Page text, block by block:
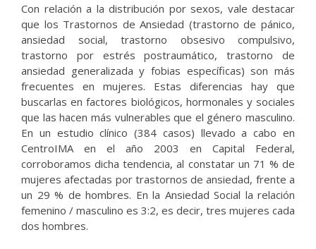
Con relación a la distribución por sexos, vale destacar
que los Trastornos de Ansiedad (trastorno de pánico,
ansiedad social, trastorno obsesivo compulsivo,
trastorno por estrés postraumático, trastorno de
ansiedad generalizada y fobias específicas) son más
frecuentes en mujeres. Estas diferencias hay que
buscarlas en factores biológicos, hormonales y sociales
que las hacen más vulnerables que el género masculino.
En un estudio clínico (384 casos) llevado a cabo en
CentroIMA en el año 2003 en Capital Federal,
corroboramos dicha tendencia, al constatar un 71 % de
mujeres afectadas por trastornos de ansiedad, frente a
un 29 % de hombres. En la Ansiedad Social la relación
femenino / masculino es 3:2, es decir, tres mujeres cada
dos hombres.